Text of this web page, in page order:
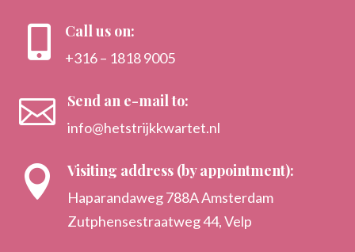
 Call us on:
+316 – 1818 9005
 Send an e-mail to:
info@hetstrijkkwartet.nl
 Visiting address (by appointment):
Haparandaweg 788A Amsterdam
Zutphensestraatweg 44, Velp